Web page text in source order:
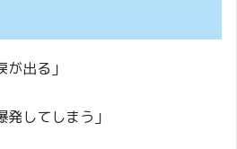
が出る」
発してしまう」